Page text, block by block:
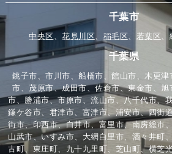
千葉市
中央区 、花見川区 稲毛区 若葉区
千葉県
銚子市、市川市、船橋市、館山市、木更津
市、茂原市、成田市、佐倉市、東金市、旭
市、勝浦市、市原市、流山市、八千代市、
鎌ケ谷市、君津市、富津市、浦安市、四街
街市、印西市、白井市、富里市、南房総市
山武市、いすみ市、大網白里市、酒々井町
古町、東庄町、九十九里町、芝山町、横芝